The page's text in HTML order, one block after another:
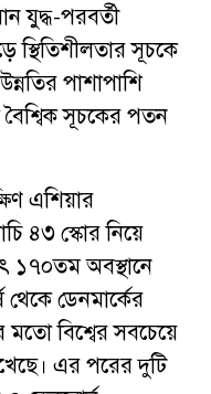
যুদ্ধ-পরবর্তী
স্থিতিশীলতার সূচকে
পাশাপাশি
বৈশ্বিক সূচকের পতন
এশিয়ার
৪৩ স্কোর নিয়ে
১৭০তম অবস্থানে
থেকে ডেনমার্কের
মতো বিশ্বের সবচেয়ে
এর পরের দুটি